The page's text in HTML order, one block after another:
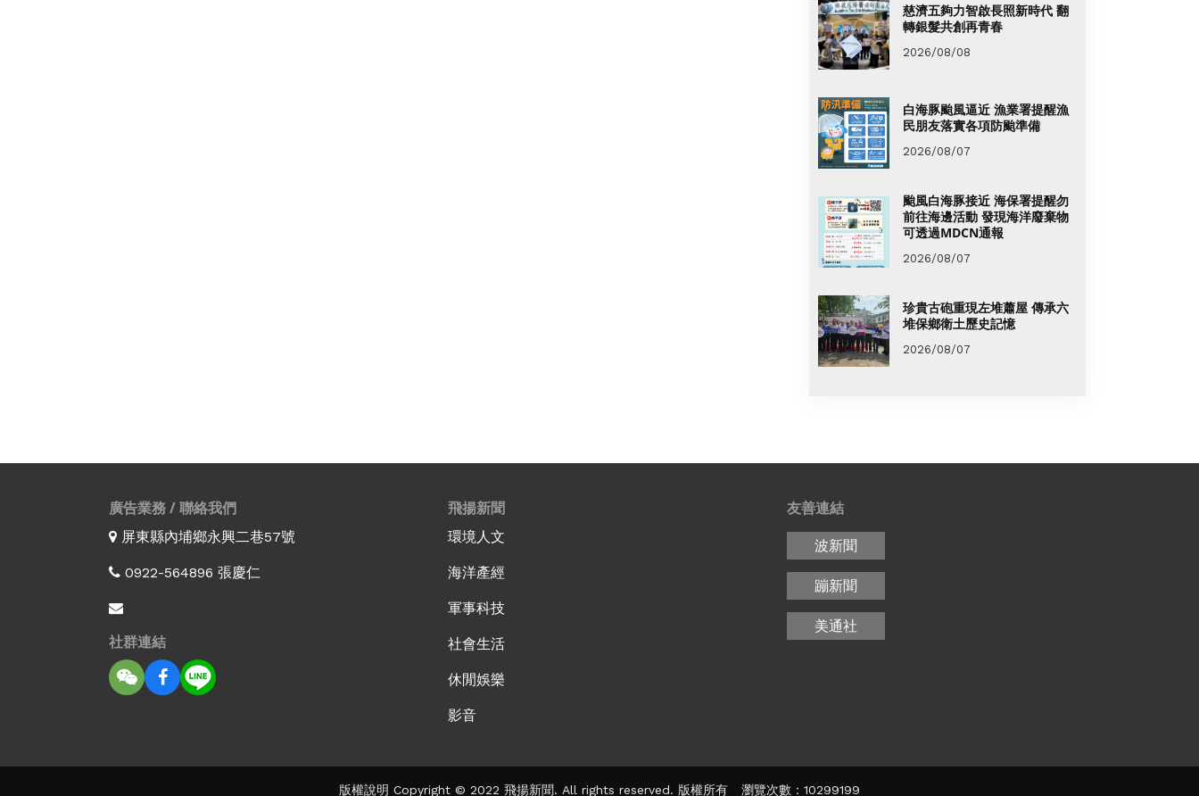
慈濟五夠力智啟長照新時代 翻
轉銀髮共創再青春
2026/08/08
白海豚颱風逼近 漁業署提醒漁
民朋友落實各項防颱準備
2026/08/07
颱風白海豚接近 海保署提醒勿
前往海邊活動 發現海洋廢棄物
可透過MDCN通報
2026/08/07
珍貴古砲重現左堆蕭屋 傳承六
堆保鄉衛土歷史記憶
2026/08/07
廣告業務 / 聯絡我們
屏東縣內埔鄉永興二巷57號
0922-564896 張慶仁
社群連結
飛揚新聞
環境人文
海洋產經
軍事科技
社會生活
休閒娛樂
影音
友善連結
波新聞
蹦新聞
美通社
版權說明 Copyright © 2022 飛揚新聞. All rights reserved. 版權所有 瀏覽次數：10299199